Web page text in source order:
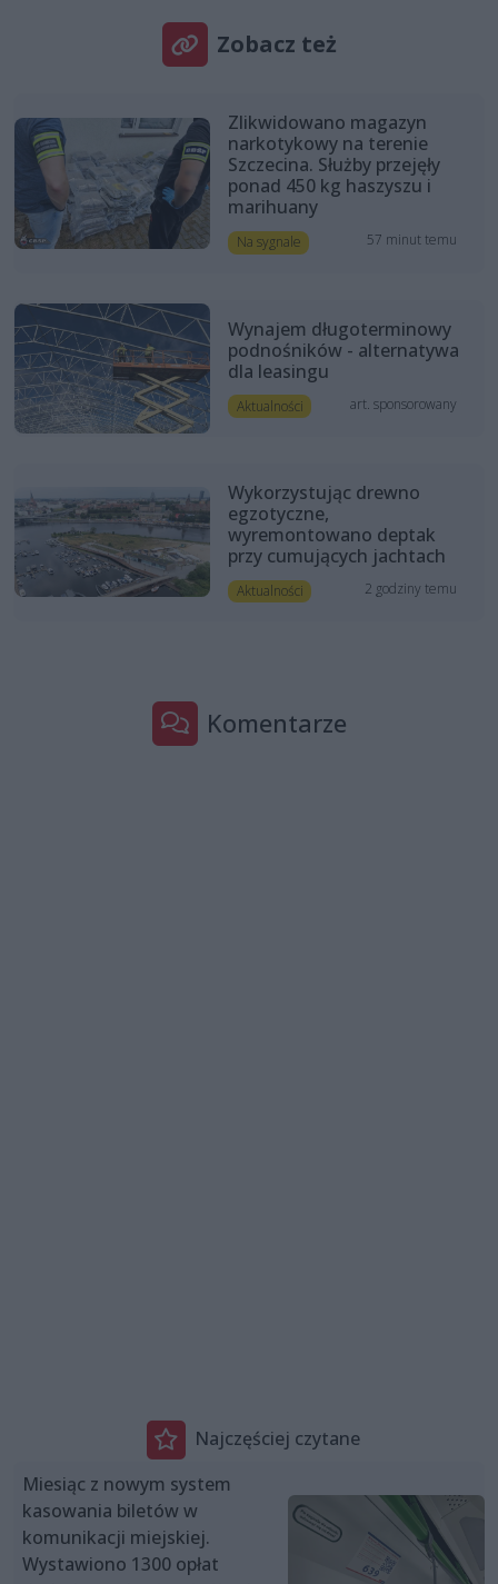
Zobacz też
Zlikwidowano magazyn
narkotykowy na terenie
Szczecina. Służby przejęły
ponad 450 kg haszyszu i
marihuany
Na sygnale 57 minut temu
Wynajem długoterminowy
podnośników - alternatywa
dla leasingu
Aktualności art. sponsorowany
Wykorzystując drewno
egzotyczne,
wyremontowano deptak
przy cumujących jachtach
Aktualności 2 godziny temu
Komentarze
Najczęściej czytane
Miesiąc z nowym system
kasowania biletów w
komunikacji miejskiej.
Wystawiono 1300 opłat